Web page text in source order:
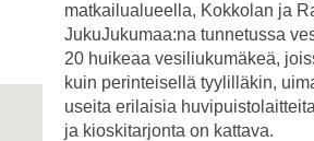
matkailualueella, Kokkolan ja
JukuJukumaa:na tunnetussa
20 huikeaa vesiliukumäkeä,
kuin perinteisellä tyylilläkin,
useita erilaisia
ja kioskitarjonta on kattava.